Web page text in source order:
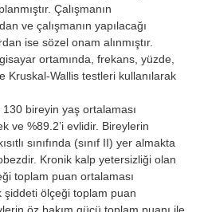
Çalışmanın
ve çalışmanın yapılacağı
ise sözel onam alınmıştır.
ortamında, frekans, yüzde,
Kruskal-Wallis testleri kullanılarak
130 bireyin yaş ortalaması
ve %89.2’i evlidir. Bireylerin
sınıfında (sınıf II) yer almakta
Kronik kalp yetersizliği olan
toplam puan ortalaması
ölçeği toplam puan